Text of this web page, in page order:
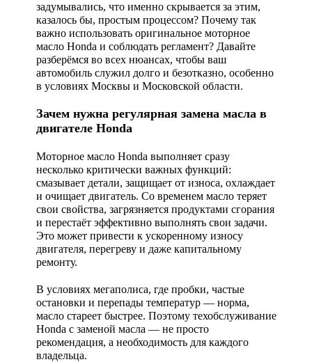
задумывались, что именно скрывается за этим,
казалось бы, простым процессом? Почему так
важно использовать оригинальное моторное
масло Honda и соблюдать регламент? Давайте
разберёмся во всех нюансах, чтобы ваш
автомобиль служил долго и безотказно, особенно
в условиях Москвы и Московской области.
Зачем нужна регулярная замена масла в
двигателе Honda
Моторное масло Honda выполняет сразу
несколько критически важных функций:
смазывает детали, защищает от износа, охлаждает
и очищает двигатель. Со временем масло теряет
свои свойства, загрязняется продуктами сгорания
и перестаёт эффективно выполнять свои задачи.
Это может привести к ускоренному износу
двигателя, перегреву и даже капитальному
ремонту.
В условиях мегаполиса, где пробки, частые
остановки и перепады температур — норма,
масло стареет быстрее. Поэтому техобслуживание
Honda с заменой масла — не просто
рекомендация, а необходимость для каждого
владельца.